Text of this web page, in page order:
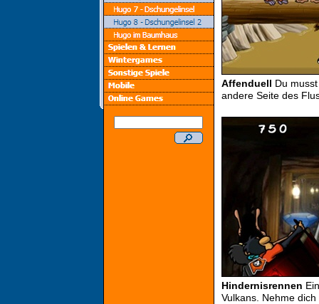
Affenduell Du
andere Seite des
Hindernisrennen
Vulkans. Nehme